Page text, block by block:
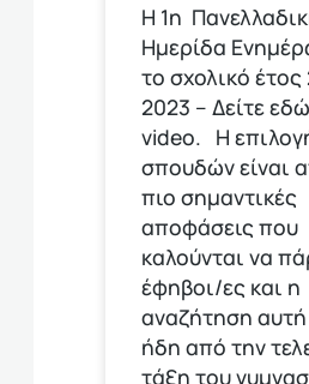
Η 1η
Ημερίδα
το σχολικό έτος
2023 – Δείτε
video. Η
σπουδών είναι
πιο σημαντικές
αποφάσεις που
καλούνται να
έφηβοι/ες και η
αναζήτηση αυτή
ήδη από την
τάξη του